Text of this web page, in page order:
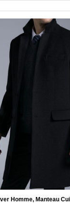
Homme, Manteau